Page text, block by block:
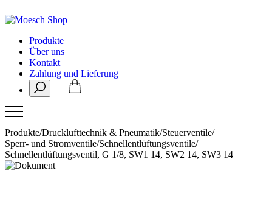
Produkte
Über uns
Kontakt
Zahlung und Lieferung
Produkte/Drucklufttechnik & Pneumatik/Steuerventile/
Sperr- und Stromventile/Schnellentlüftungsventile/
Schnellentlüftungsventil, G 1/8, SW1 14, SW2 14, SW3 14